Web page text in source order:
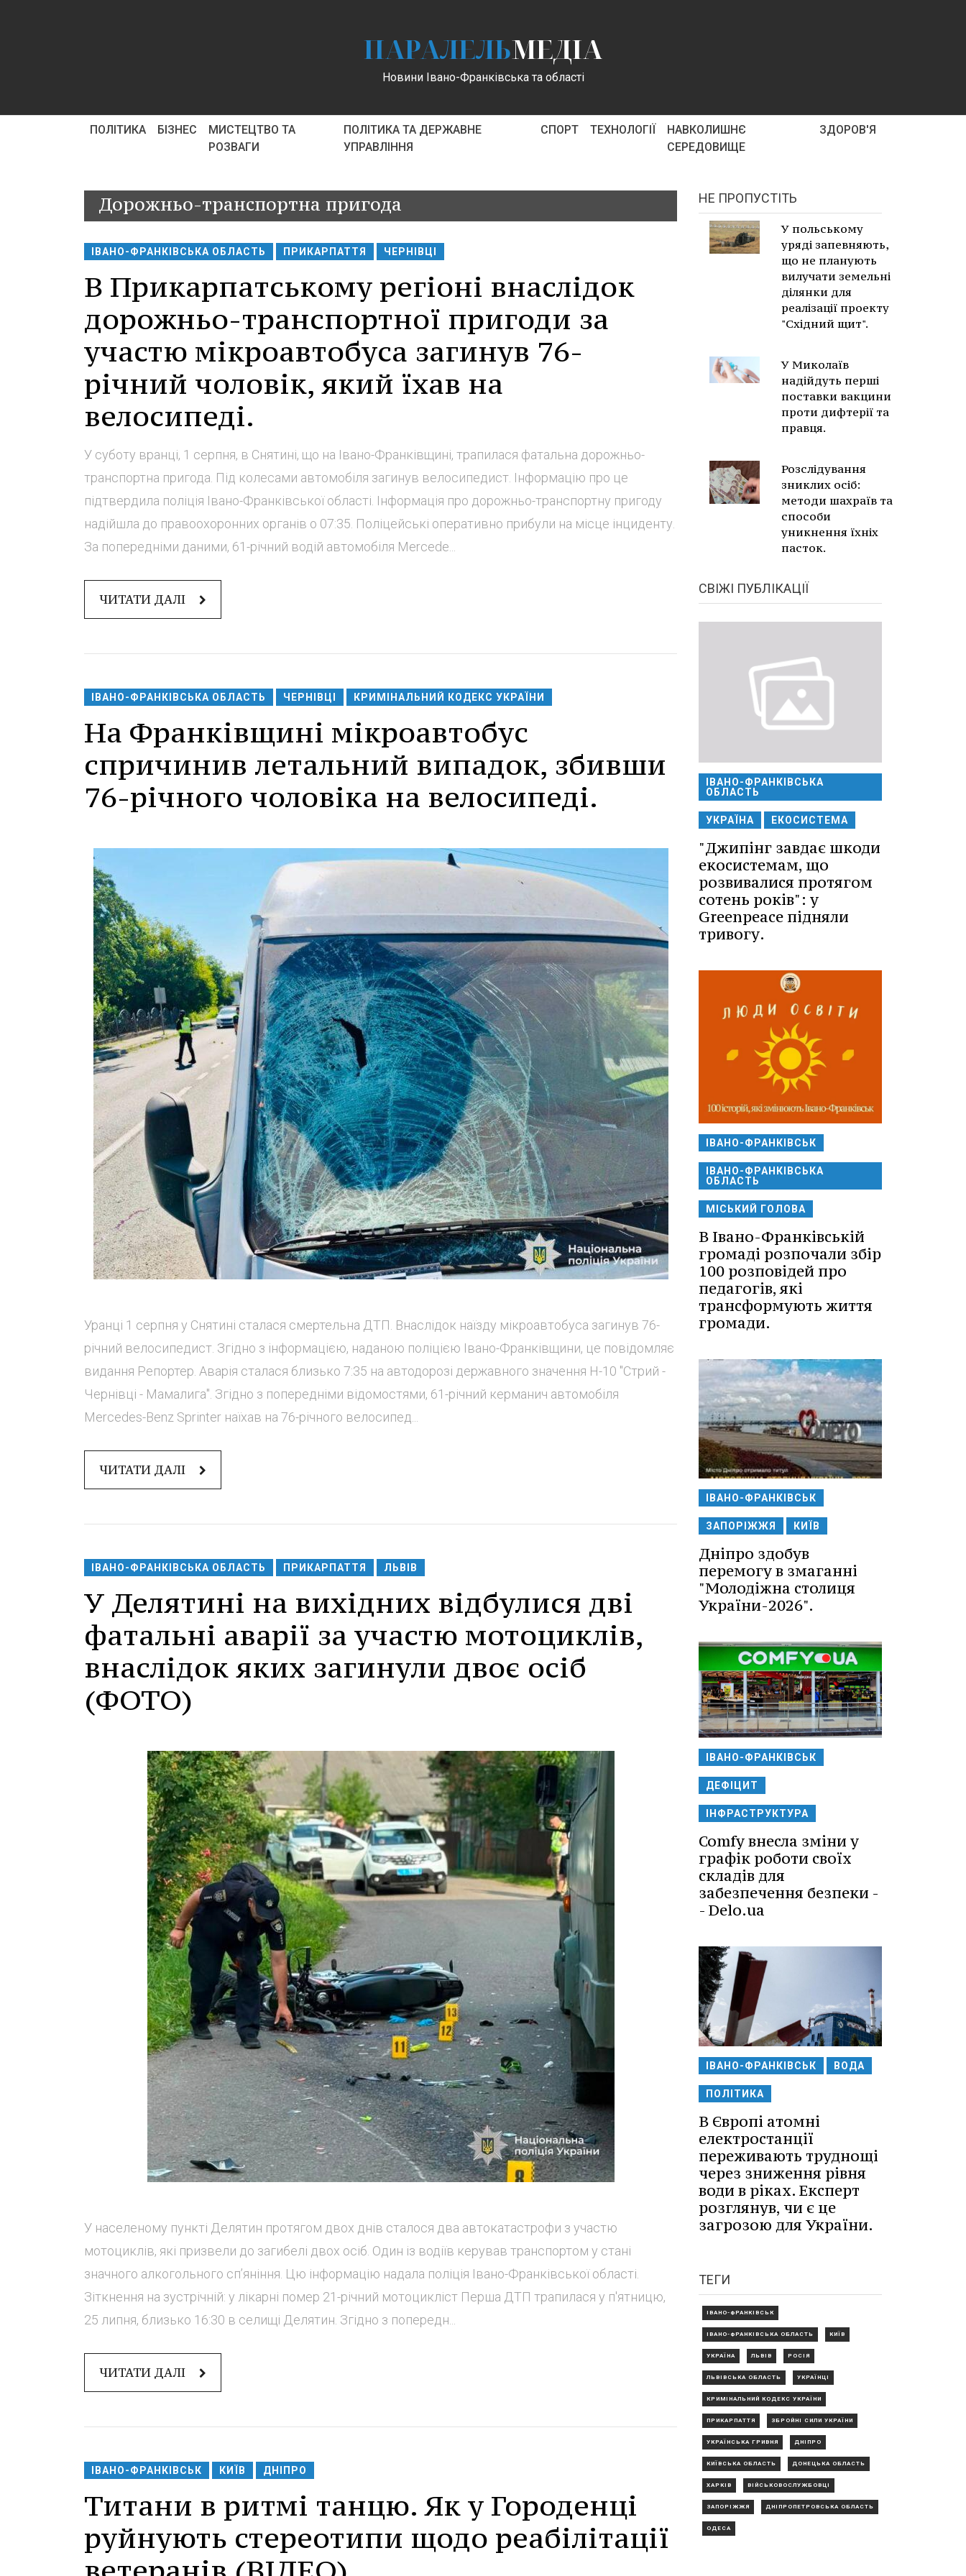
ПАРАЛЕЛЬМЕДІА
Новини Івано-Франківська та області
ПОЛІТИКА БІЗНЕС
МИСТЕЦТВО ТА
РОЗВАГИ
ПОЛІТИКА ТА ДЕРЖАВНЕ
УПРАВЛІННЯ
СПОРТ ТЕХНОЛОГІЇ
НАВКОЛИШНЄ
СЕРЕДОВИЩЕ
ЗДОРОВ'Я
Дорожньо-транспортна пригода
ІВАНО-ФРАНКІВСЬКА ОБЛАСТЬ ПРИКАРПАТТЯ ЧЕРНІВЦІ
В Прикарпатському регіоні внаслідок
дорожньо-транспортної пригоди за
участю мікроавтобуса загинув 76-
річний чоловік, який їхав на
велосипеді.
У суботу вранці, 1 серпня, в Снятині, що на Івано-Франківщині, трапилася фатальна дорожньо-
транспортна пригода. Під колесами автомобіля загинув велосипедист. Інформацію про це
підтвердила поліція Івано-Франківської області. Інформація про дорожньо-транспортну пригоду
надійшла до правоохоронних органів о 07:35. Поліцейські оперативно прибули на місце інциденту.
За попередніми даними, 61-річний водій автомобіля Mercede...
ЧИТАТИ ДАЛІ
ІВАНО-ФРАНКІВСЬКА ОБЛАСТЬ ЧЕРНІВЦІ КРИМІНАЛЬНИЙ КОДЕКС УКРАЇНИ
На Франківщині мікроавтобус
спричинив летальний випадок, збивши
76-річного чоловіка на велосипеді.
Уранці 1 серпня у Снятині сталася смертельна ДТП. Внаслідок наїзду мікроавтобуса загинув 76-
річний велосипедист. Згідно з інформацією, наданою поліцією Івано-Франківщини, це повідомляє
видання Репортер. Аварія сталася близько 7:35 на автодорозі державного значення Н-10 "Стрий -
Чернівці - Мамалига". Згідно з попередніми відомостями, 61-річний керманич автомобіля
Mercedes-Benz Sprinter наїхав на 76-річного велосипед...
ЧИТАТИ ДАЛІ
ІВАНО-ФРАНКІВСЬКА ОБЛАСТЬ ПРИКАРПАТТЯ ЛЬВІВ
У Делятині на вихідних відбулися дві
фатальні аварії за участю мотоциклів,
внаслідок яких загинули двоє осіб
(ФОТО)
У населеному пункті Делятин протягом двох днів сталося два автокатастрофи з участю
мотоциклів, які призвели до загибелі двох осіб. Один із водіїв керував транспортом у стані
значного алкогольного сп’яніння. Цю інформацію надала поліція Івано-Франківської області.
Зіткнення на зустрічній: у лікарні помер 21-річний мотоцикліст Перша ДТП трапилася у п'ятницю,
25 липня, близько 16:30 в селищі Делятин. Згідно з попередн...
ЧИТАТИ ДАЛІ
ІВАНО-ФРАНКІВСЬК КИЇВ ДНІПРО
Титани в ритмі танцю. Як у Городенці
руйнують стереотипи щодо реабілітації
НЕ ПРОПУСТІТЬ
У польському
уряді запевняють,
що не планують
вилучати земельні
ділянки для
реалізації проекту
"Східний щит".
У Миколаїв
надійдуть перші
поставки вакцини
проти дифтерії та
правця.
Розслідування
зниклих осіб:
методи шахраїв та
способи
уникнення їхніх
пасток.
СВІЖІ ПУБЛІКАЦІЇ
ІВАНО-ФРАНКІВСЬКА
ОБЛАСТЬ
УКРАЇНА ЕКОСИСТЕМА
"Джипінг завдає шкоди
екосистемам, що
розвивалися протягом
сотень років": у
Greenpeace підняли
тривогу.
ІВАНО-ФРАНКІВСЬК
ІВАНО-ФРАНКІВСЬКА
ОБЛАСТЬ
МІСЬКИЙ ГОЛОВА
В Івано-Франківській
громаді розпочали збір
100 розповідей про
педагогів, які
трансформують життя
громади.
ІВАНО-ФРАНКІВСЬК
ЗАПОРІЖЖЯ КИЇВ
Дніпро здобув
перемогу в змаганні
"Молодіжна столиця
України-2026".
ІВАНО-ФРАНКІВСЬК
ДЕФІЦИТ
ІНФРАСТРУКТУРА
Comfy внесла зміни у
графік роботи своїх
складів для
забезпечення безпеки -
- Delo.ua
ІВАНО-ФРАНКІВСЬК ВОДА
ПОЛІТИКА
В Європі атомні
електростанції
переживають труднощі
через зниження рівня
води в ріках. Експерт
розглянув, чи є це
загрозою для України.
ТЕГИ
ІВАНО-ФРАНКІВСЬК
ІВАНО-ФРАНКІВСЬКА ОБЛАСТЬ КИЇВ
УКРАЇНА ЛЬВІВ РОСІЯ
ЛЬВІВСЬКА ОБЛАСТЬ УКРАЇНЦІ
КРИМІНАЛЬНИЙ КОДЕКС УКРАЇНИ
ПРИКАРПАТТЯ ЗБРОЙНІ СИЛИ УКРАЇНИ
УКРАЇНСЬКА ГРИВНЯ ДНІПРО
КИЇВСЬКА ОБЛАСТЬ ДОНЕЦЬКА ОБЛАСТЬ
ХАРКІВ ВІЙСЬКОВОСЛУЖБОВЦІ
ЗАПОРІЖЖЯ ДНІПРОПЕТРОВСЬКА ОБЛАСТЬ
ОДЕСА